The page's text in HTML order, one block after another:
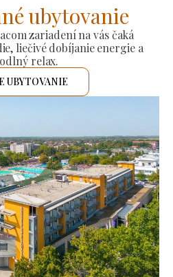
ubytovanie
zariadení na vás čaká
liečivé dobíjanie energie a
relax.
UBYTOVANIE